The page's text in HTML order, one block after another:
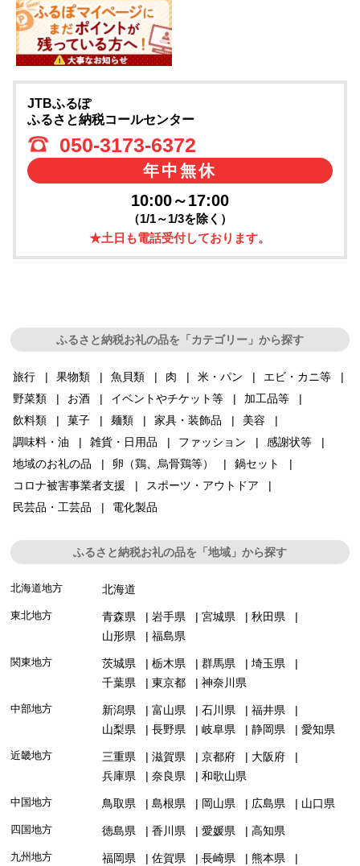
JTBふるぽ
ふるさと納税コールセンター
050-3173-6372
年中無休
10:00～17:00
（1/1～1/3を除く）
★土日も電話受付しております。
ふるさと納税お礼の品を「カテゴリー」から探す
旅行 果物類 魚貝類 肉 米・パン
エビ・カニ等
野菜類
お酒 イベントやチケット等
加工品等
飲料類
菓子 麺類 家具・装飾品
美容
調味料・油
雑貨・日用品 ファッション
感謝状等
地域のお礼の品
卵（鶏、烏骨鶏等）
鍋セット
コロナ被害事業者支援
スポーツ・アウトドア
民芸品・工芸品
電化製品
ふるさと納税お礼の品を「地域」から探す
北海道地方 北海道
東北地方 青森県 岩手県 宮城県
秋田県
山形県
福島県
関東地方 茨城県 栃木県 群馬県
埼玉県
千葉県
東京都 神奈川県
中部地方 新潟県 富山県 石川県
福井県
山梨県
長野県 岐阜県 静岡県 愛知県
近畿地方 三重県 滋賀県 京都府
大阪府
兵庫県
奈良県 和歌山県
中国地方 鳥取県 島根県 岡山県 広島県 山口県
四国地方 徳島県 香川県 愛媛県 高知県
九州地方 福岡県 佐賀県 長崎県
熊本県